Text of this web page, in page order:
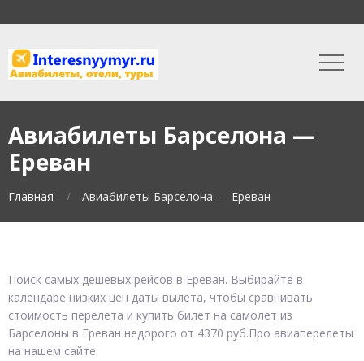
Авиабилеты Барселона —
Ереван
Главная Авиабилеты Барселона — Ереван
Поиск самых дешевых рейсов в Ереван. Выбирайте в
календаре низких цен даты вылета, чтобы сравнивать
стоимость перелета и купить билет на самолет из
Барселоны в Ереван недорого от 4370 руб.Про авиаперелеты
на нашем сайте